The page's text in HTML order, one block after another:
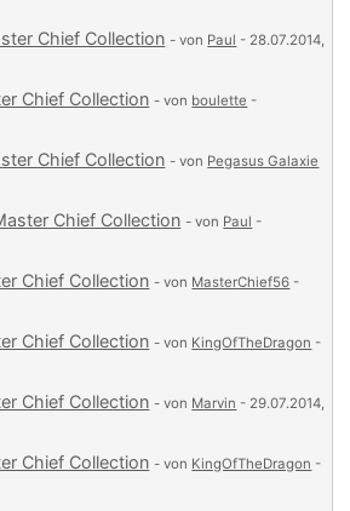
Chief Collection - von Paul - 28.07.2014,
Chief Collection - von boulette -
Chief Collection - von Pegasus Galaxie
Chief Collection - von Paul -
Chief Collection - von MasterChief56 -
Chief Collection - von KingOfTheDragon -
Chief Collection - von Marvin - 29.07.2014,
Chief Collection - von KingOfTheDragon -